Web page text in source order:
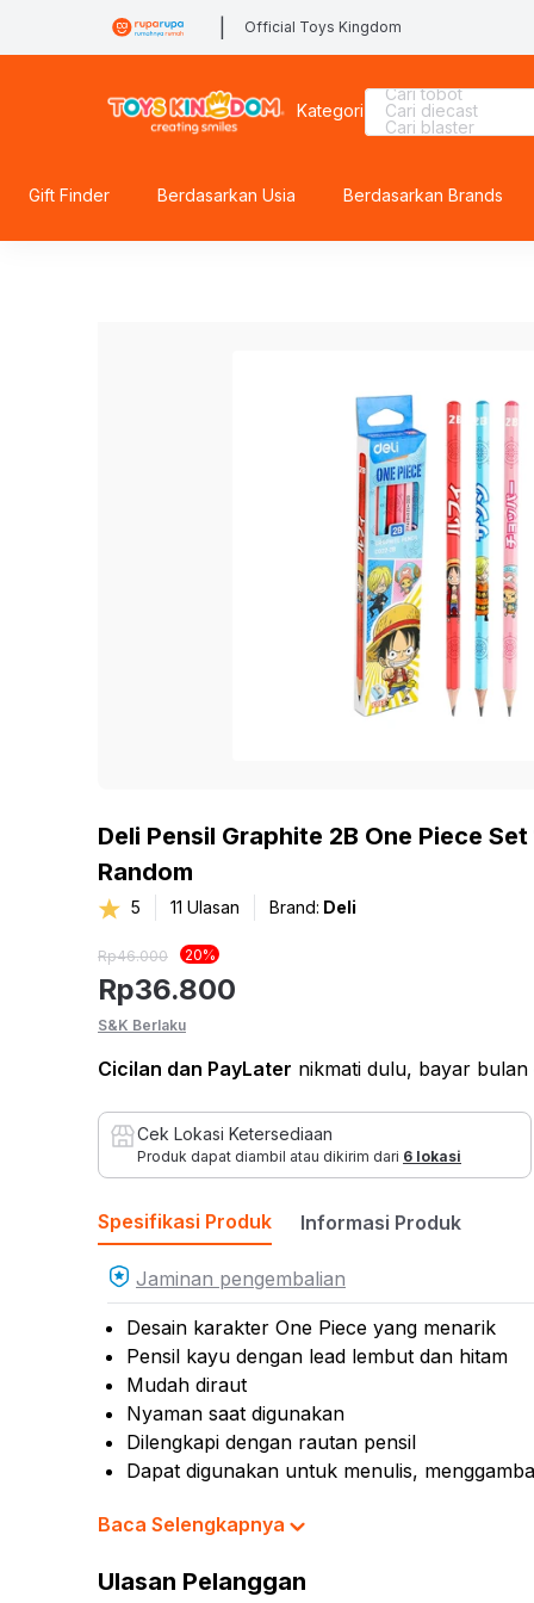
Official Toys Kingdom
Kategori
Cari tobot
Cari diecast
Cari blaster
Cari rolife sanrio
Cari rolife
Cari spiderman
Cari mobil
Cari beyblade
Cari hot wheels
Cari gel blaster
Cari squishy
Gift Finder Berdasarkan Usia Berdasarkan Brands
Deli Pensil Graphite 2B One Piece Set
Random
5 11 Ulasan Brand: Deli
Rp46.000 20%
Rp36.800
S&K Berlaku
Cicilan dan PayLater nikmati dulu, bayar bulan
Cek Lokasi Ketersediaan
Produk dapat diambil atau dikirim dari 6 lokasi
Spesifikasi Produk Informasi Produk
Jaminan pengembalian
Desain karakter One Piece yang menarik
Pensil kayu dengan lead lembut dan hitam
Mudah diraut
Nyaman saat digunakan
Dilengkapi dengan rautan pensil
Dapat digunakan untuk menulis,
Isi set : 12 pcs
Diameter : 2.4 mm
Baca Selengkapnya
Ulasan Pelanggan